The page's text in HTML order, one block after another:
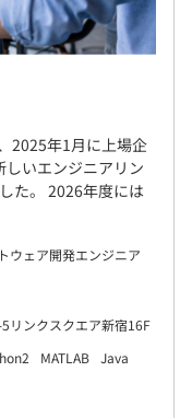
2025年1月に上場企
しいエンジニアリン
た。 2026年度には
ウェア開発エンジニア
リンクスクエア新宿16F
MATLAB Java